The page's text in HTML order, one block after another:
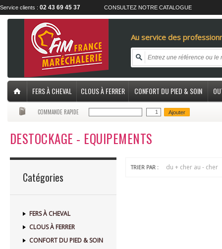
Service clients : 02 43 69 45 37 CONSULTEZ NOTRE CATALOGUE
Au service des
FERS À CHEVAL CLOUS À FERRER CONFORT DU PIED & SOIN
COMMANDE RAPIDE Ajouter
DESTOCKAGE - EQUIPEMENTS
Catégories
FERS À CHEVAL
CLOUS À FERRER
CONFORT DU PIED & SOIN
TRIER PAR : du + cher au - cher